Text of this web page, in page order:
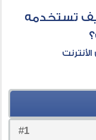
تستخدمه
#
1